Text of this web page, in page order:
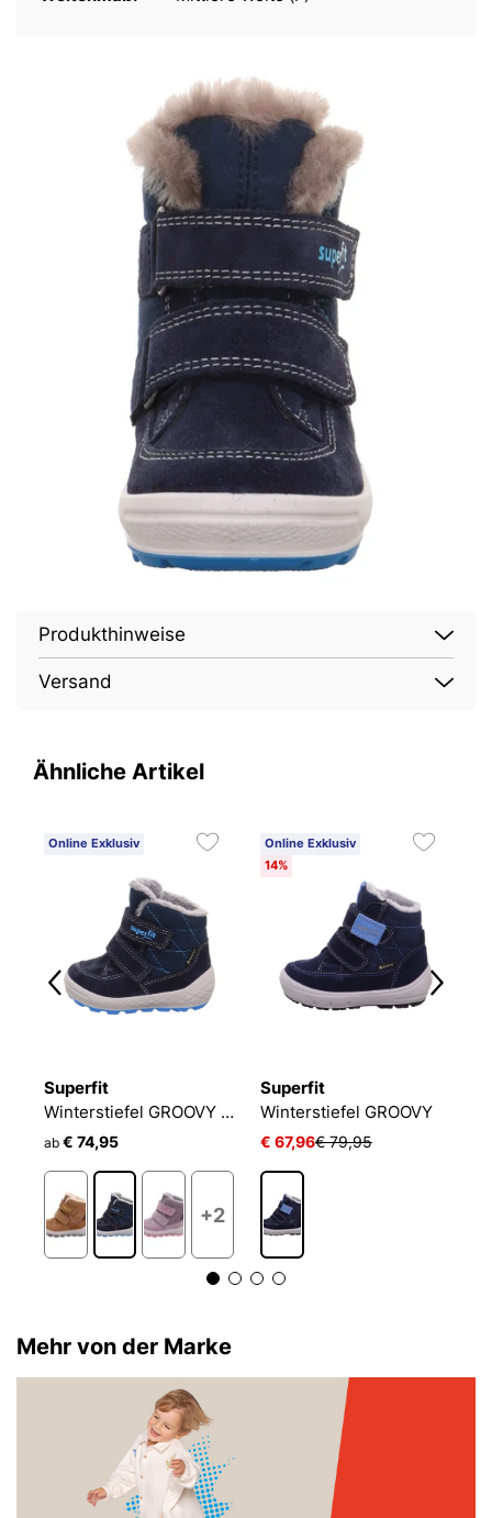
Produkthinweise
Versand
Ähnliche Artikel
Online Exklusiv
Superfit
Winterstiefel GROOVY 2.0
ab € 74,95
+2
Online Exklusiv
14%
Superfit
Winterstiefel GROOVY
€ 67,96€ 79,95
Mehr von der Marke